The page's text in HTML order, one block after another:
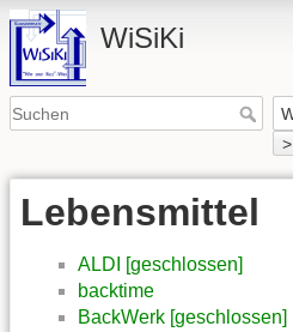
WiSiKi
>
Lebensmittel
ALDI [geschlossen]
backtime
BackWerk [geschlossen]